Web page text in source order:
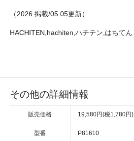
（2026.掲載/05.05更新）
HACHITEN,hachiten,ハチテン,はちてん
その他の詳細情報
販売価格 19,580円(税1,780円)
型番 P81610